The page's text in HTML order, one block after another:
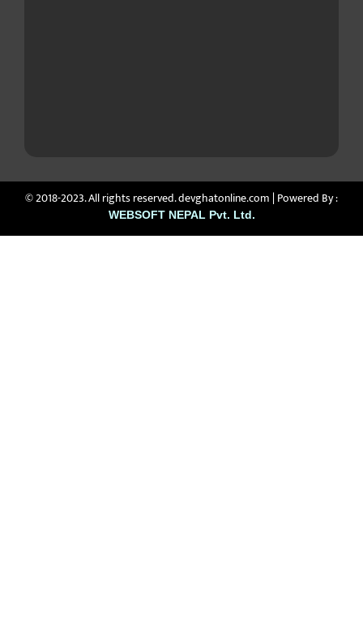
© 2018-2023. All rights reserved. devghatonline.com | Powered By :
WEBSOFT NEPAL Pvt. Ltd.